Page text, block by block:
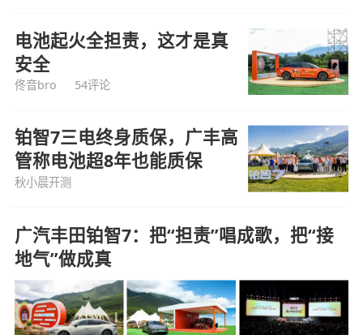
电池起火全担责，这才是真
安全
佟音bro 54评论
铂智7三电终身质保，广丰高
管称电池超8年也能质保
秋小晨开测
广汽丰田铂智7：把“担责”唱成歌，把“接
地气”做成真